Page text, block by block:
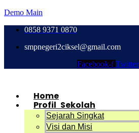
Demo Main
0858 9371 0870
smpnegeri2ciksel@gmail.com
Facebook-f Twitter
Home
Profil Sekolah
Sejarah Singkat
Visi dan Misi